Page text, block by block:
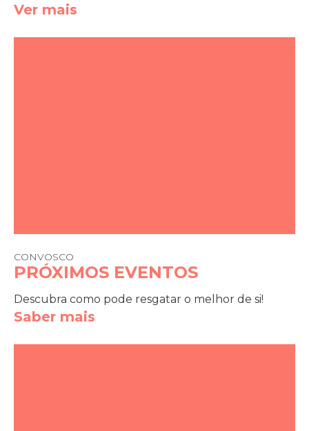
Ver mais
CONVOSCO
PRÓXIMOS EVENTOS
Descubra como pode resgatar o melhor de si!
Saber mais